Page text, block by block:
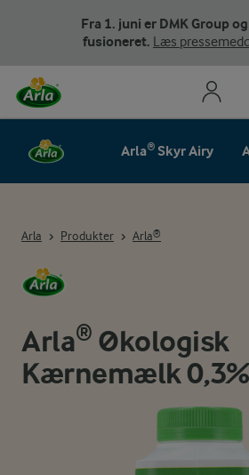
Fra 1. juni er DMK Group
fusioneret. Læs
Arla® Skyr Airy
Arla Produkter Arla®
Arla® Økologisk
Kærnemælk